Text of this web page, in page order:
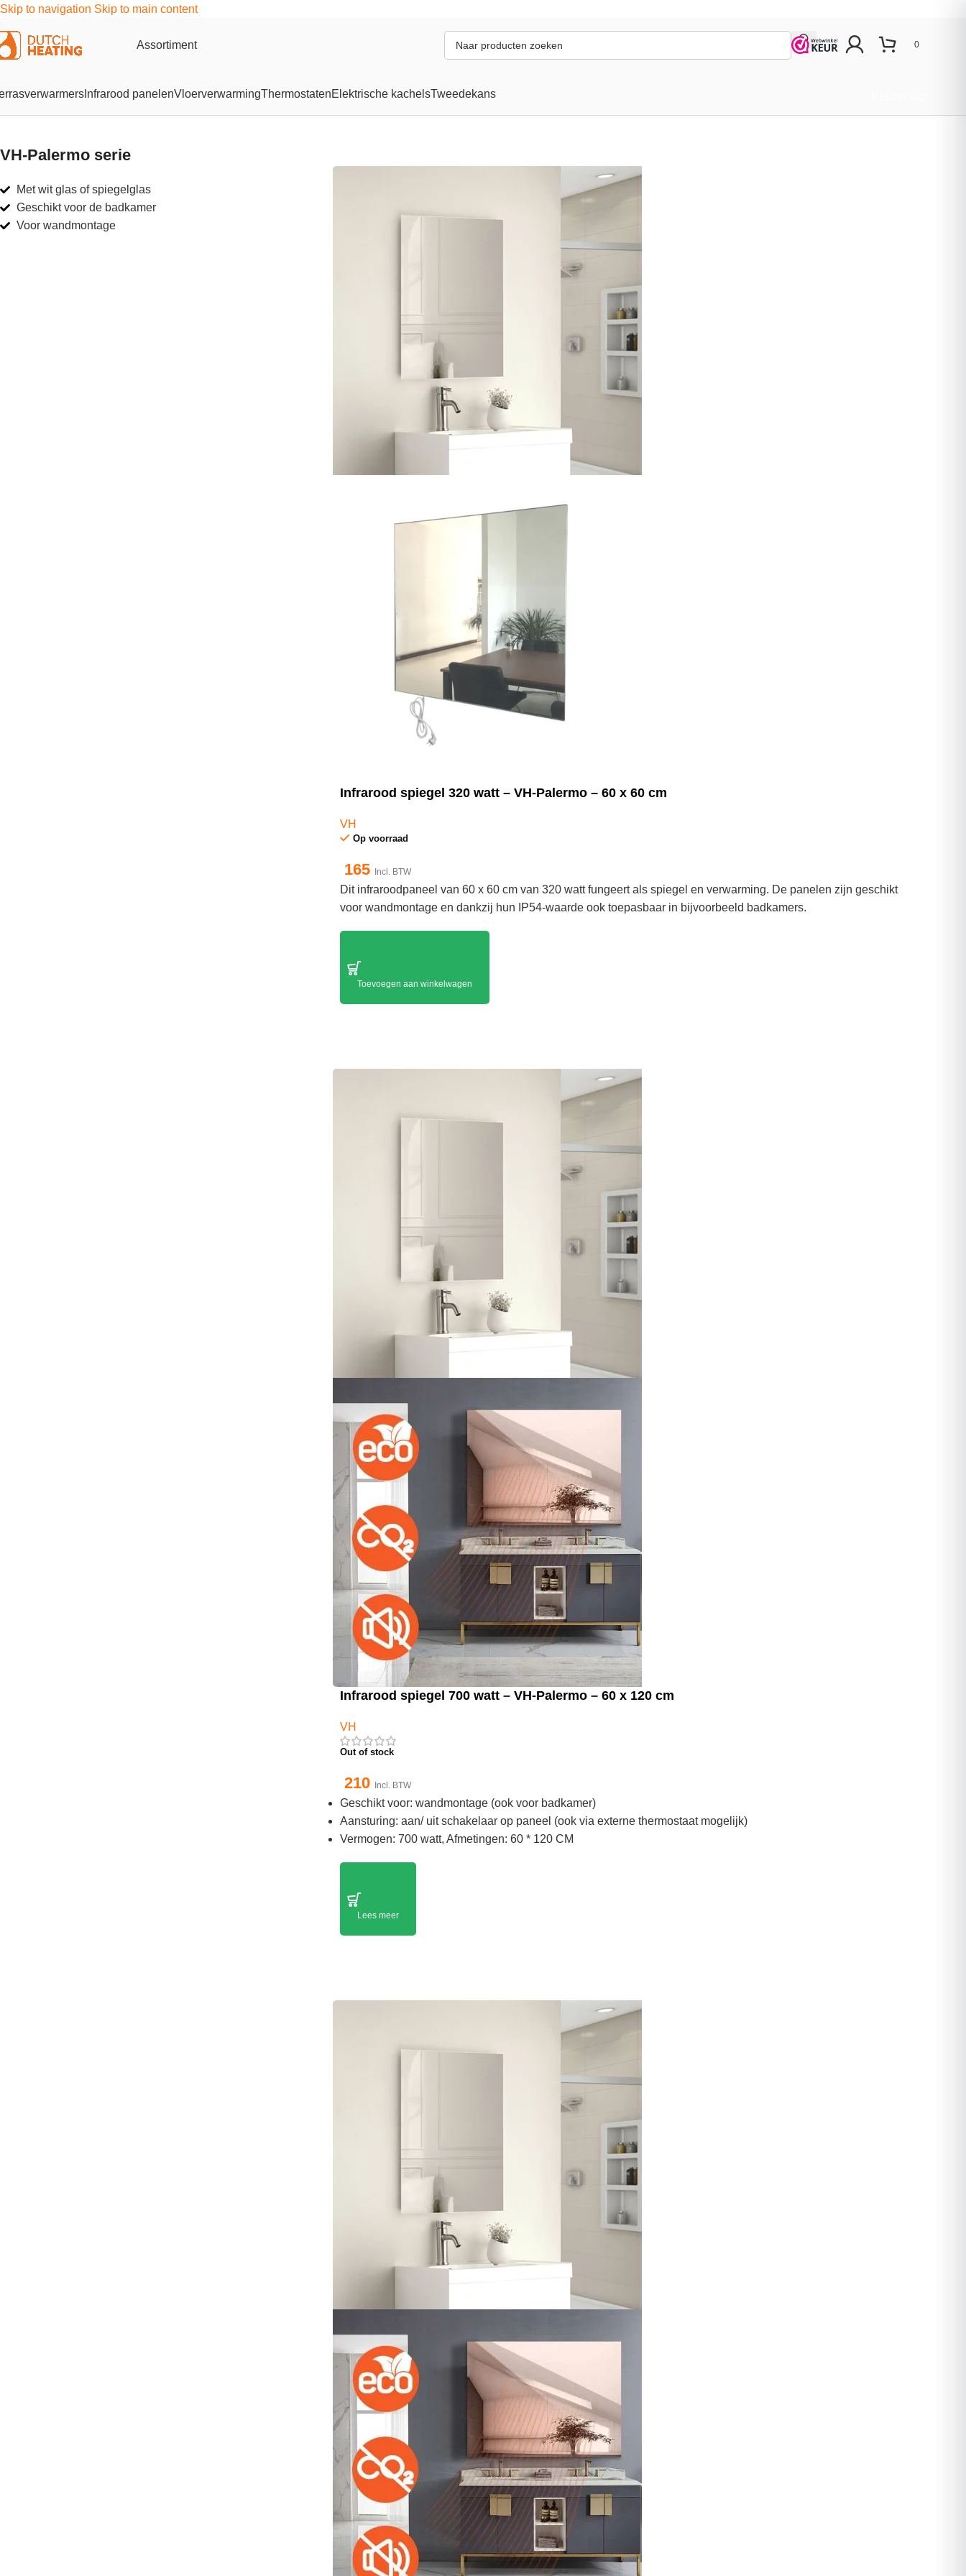
Skip to navigation Skip to main content
Assortiment 0
Infrarood panelenVloerverwarmingThermostatenElektrische kachelsTweedekans
VH-Palermo serie
Met wit glas of spiegelglas
Geschikt voor de badkamer
Voor wandmontage
Infrarood spiegel 320 watt – VH-Palermo – 60 x 60 cm
VH
Op voorraad
165 Incl. BTW
Dit infraroodpaneel van 60 x 60 cm van 320 watt fungeert als spiegel en verwarming. De panelen zijn geschikt
voor wandmontage en dankzij hun IP54-waarde ook toepasbaar in bijvoorbeeld badkamers.
Toevoegen aan winkelwagen
Infrarood spiegel 700 watt – VH-Palermo – 60 x 120 cm
VH
Out of stock
210 Incl. BTW
Geschikt voor: wandmontage (ook voor badkamer)
Aansturing: aan/ uit schakelaar op paneel (ook via externe thermostaat mogelijk)
Vermogen: 700 watt, Afmetingen: 60 * 120 CM
Lees meer